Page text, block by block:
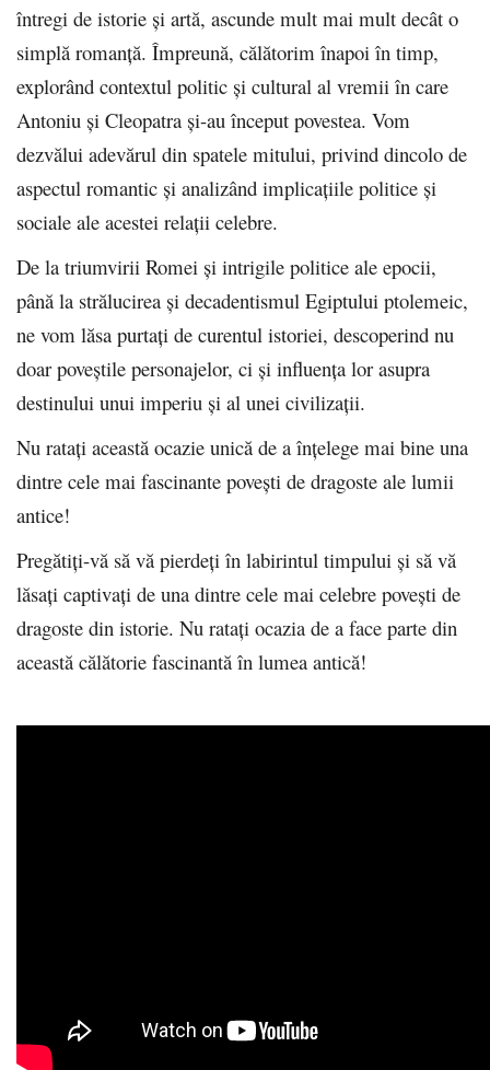
întregi de istorie și artă, ascunde mult mai mult decât o
simplă romanță. Împreună, călătorim înapoi în timp,
explorând contextul politic și cultural al vremii în care
Antoniu și Cleopatra și-au început povestea. Vom
dezvălui adevărul din spatele mitului, privind dincolo de
aspectul romantic și analizând implicațiile politice și
sociale ale acestei relații celebre.
De la triumvirii Romei și intrigile politice ale epocii,
până la strălucirea și decadentismul Egiptului ptolemeic,
ne vom lăsa purtați de curentul istoriei, descoperind nu
doar poveștile personajelor, ci și influența lor asupra
destinului unui imperiu și al unei civilizații.
Nu ratați această ocazie unică de a înțelege mai bine una
dintre cele mai fascinante povești de dragoste ale lumii
antice!
Pregătiți-vă să vă pierdeți în labirintul timpului și să vă
lăsați captivați de una dintre cele mai celebre povești de
dragoste din istorie. Nu ratați ocazia de a face parte din
această călătorie fascinantă în lumea antică!